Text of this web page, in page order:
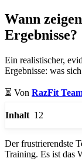
Wann
Ergebnisse?
Ein realistischer,
Ergebnisse: was
⏳ Von RazFit
Inhalt 12
Der frustrierendste
Training. Es ist das